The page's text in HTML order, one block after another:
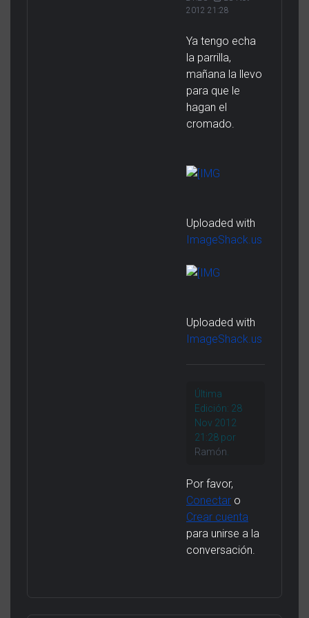
2012 21:28
Ya tengo echa
la parrilla,
mañana la llevo
para que le
hagan el
cromado.
Uploaded with
ImageShack.us
Uploaded with
ImageShack.us
Última
Edición: 28
Nov 2012
21:28 por
Ramón
Por favor,
Conectar o
Crear cuenta
para unirse a la
conversación.